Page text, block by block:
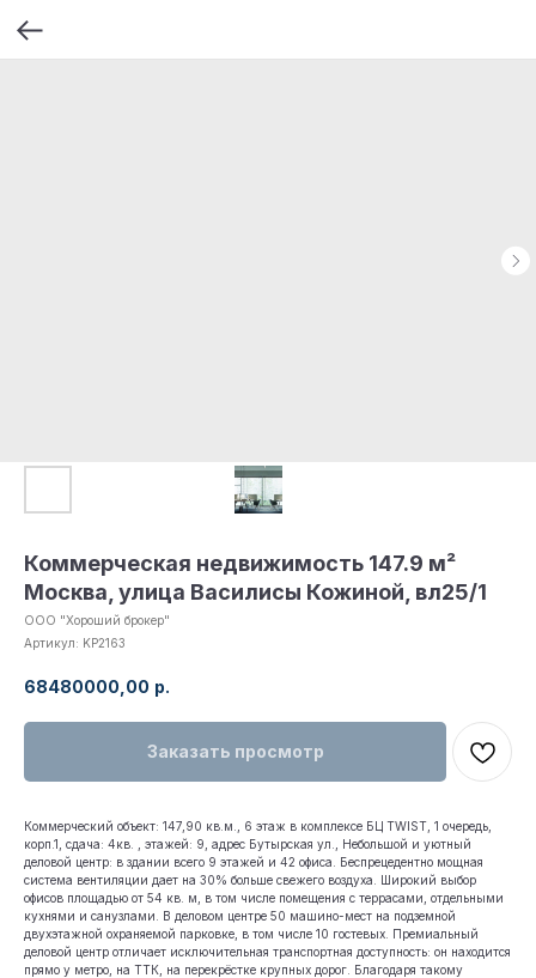
Коммерческая недвижимость 147.9 м²
Москва, улица Василисы Кожиной, вл25/1
ООО "Хороший брокер"
Артикул: KP2163
68480000,00 р.
Заказать просмотр
Коммерческий объект: 147,90 кв.м., 6 этаж в комплексе БЦ TWIST, 1 очередь,
корп.1, сдача: 4кв. , этажей: 9, адрес Бутырская ул., Небольшой и уютный
деловой центр: в здании всего 9 этажей и 42 офиса. Беспрецедентно мощная
система вентиляции дает на 30% больше свежего воздуха. Широкий выбор
офисов площадью от 54 кв. м, в том числе помещения с террасами, отдельными
кухнями и санузлами. В деловом центре 50 машино-мест на подземной
двухэтажной охраняемой парковке, в том числе 10 гостевых. Премиальный
деловой центр отличает исключительная транспортная доступность: он находится
прямо у метро, на ТТК, на перекрёстке крупных дорог. Благодаря такому